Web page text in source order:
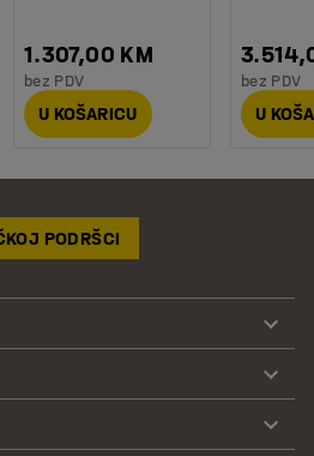
1.307,00 KM
bez PDV
U KOŠARICU
bez PDV
U
PODRŠCI